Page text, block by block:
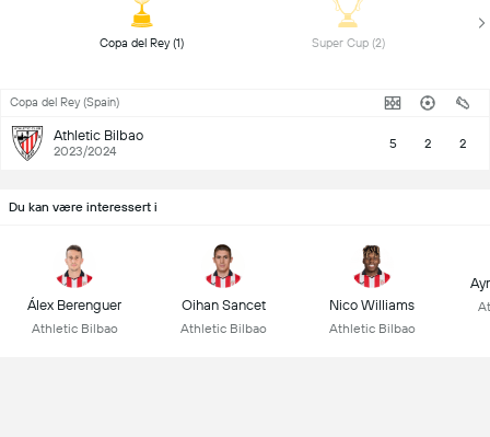
Super Cup (2)
Copa del Rey (Spain)
Athletic Bilbao
2023/2024 5 2 2
Du kan være interessert i
Álex Berenguer
Athletic Bilbao
Oihan Sancet
Athletic Bilbao
Nico Williams
Athletic Bilbao